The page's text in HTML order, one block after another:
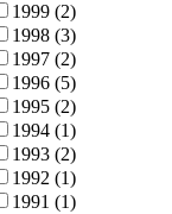
1999 (2)
1998 (3)
1997 (2)
1996 (5)
1995 (2)
1994 (1)
1993 (2)
1992 (1)
1991 (1)